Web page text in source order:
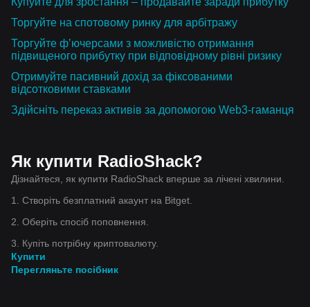
Торгуйте на спотовому ринку для арбітражу
Торгуйте ф’ючерсами з можливістю отримання
підвищеного прибутку при відповідному рівні ризику
Отримуйте пасивний дохід за фіксованими
відсотковими ставками
Здійсніть переказ активів за допомогою Web3-гаманця
Як купити RadioShack?
Дізнайтеся, як купити RadioShack вперше за лічені хвилини.
1. Створіть безплатний акаунт на Bitget.
2. Оберіть спосіб поповнення.
3. Купіть потрібну криптовалюту.
Купити
Перегляньте посібник